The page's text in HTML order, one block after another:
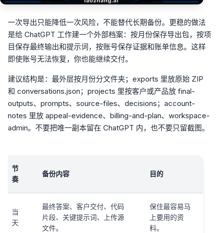
一次导出只能降低一次风险，不能替代长期备份。更稳的做法
是给 ChatGPT 工作建一个外部档案：按月份保存导出包，按项
目保存最终输出和提示词，按账号保存证据和账单信息。这样
即使账号无法恢复，你也能继续交付。
建议结构是：最外层按月份分文件夹；exports 里放原始 ZIP
和 conversations.json；projects 里按客户或产品放 final-
outputs、prompts、source-files、decisions；account-
notes 里放 appeal-evidence、billing-and-plan、workspace-
admin。不要把唯一副本留在 ChatGPT 内，也不要只留截图。
节
奏
备份内容 目的
当
天
最终答案、客户交付、代码
片段、关键提示词、上传源
文件。
保住最容易马
上要用的资
料。